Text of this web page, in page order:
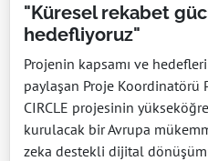
"Küresel rekabet
hedefliyoruz"
Projenin kapsamı ve
paylaşan Proje Koordinatörü
CIRCLE projesinin
kurulacak bir Avrupa
zeka destekli dijital